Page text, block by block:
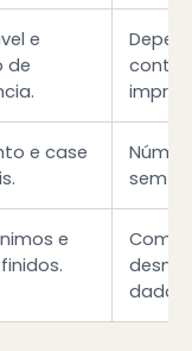
e
de
e case
sem
e
dados